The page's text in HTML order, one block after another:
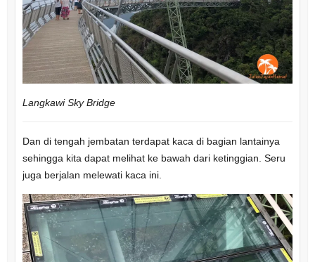
Langkawi Sky Bridge
Dan di tengah jembatan terdapat kaca di bagian lantainya
sehingga kita dapat melihat ke bawah dari ketinggian. Seru
juga berjalan melewati kaca ini.